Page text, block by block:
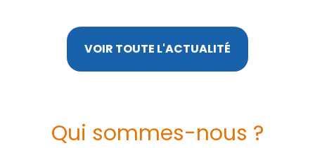
VOIR TOUTE L'ACTUALITÉ
Qui sommes-nous ?